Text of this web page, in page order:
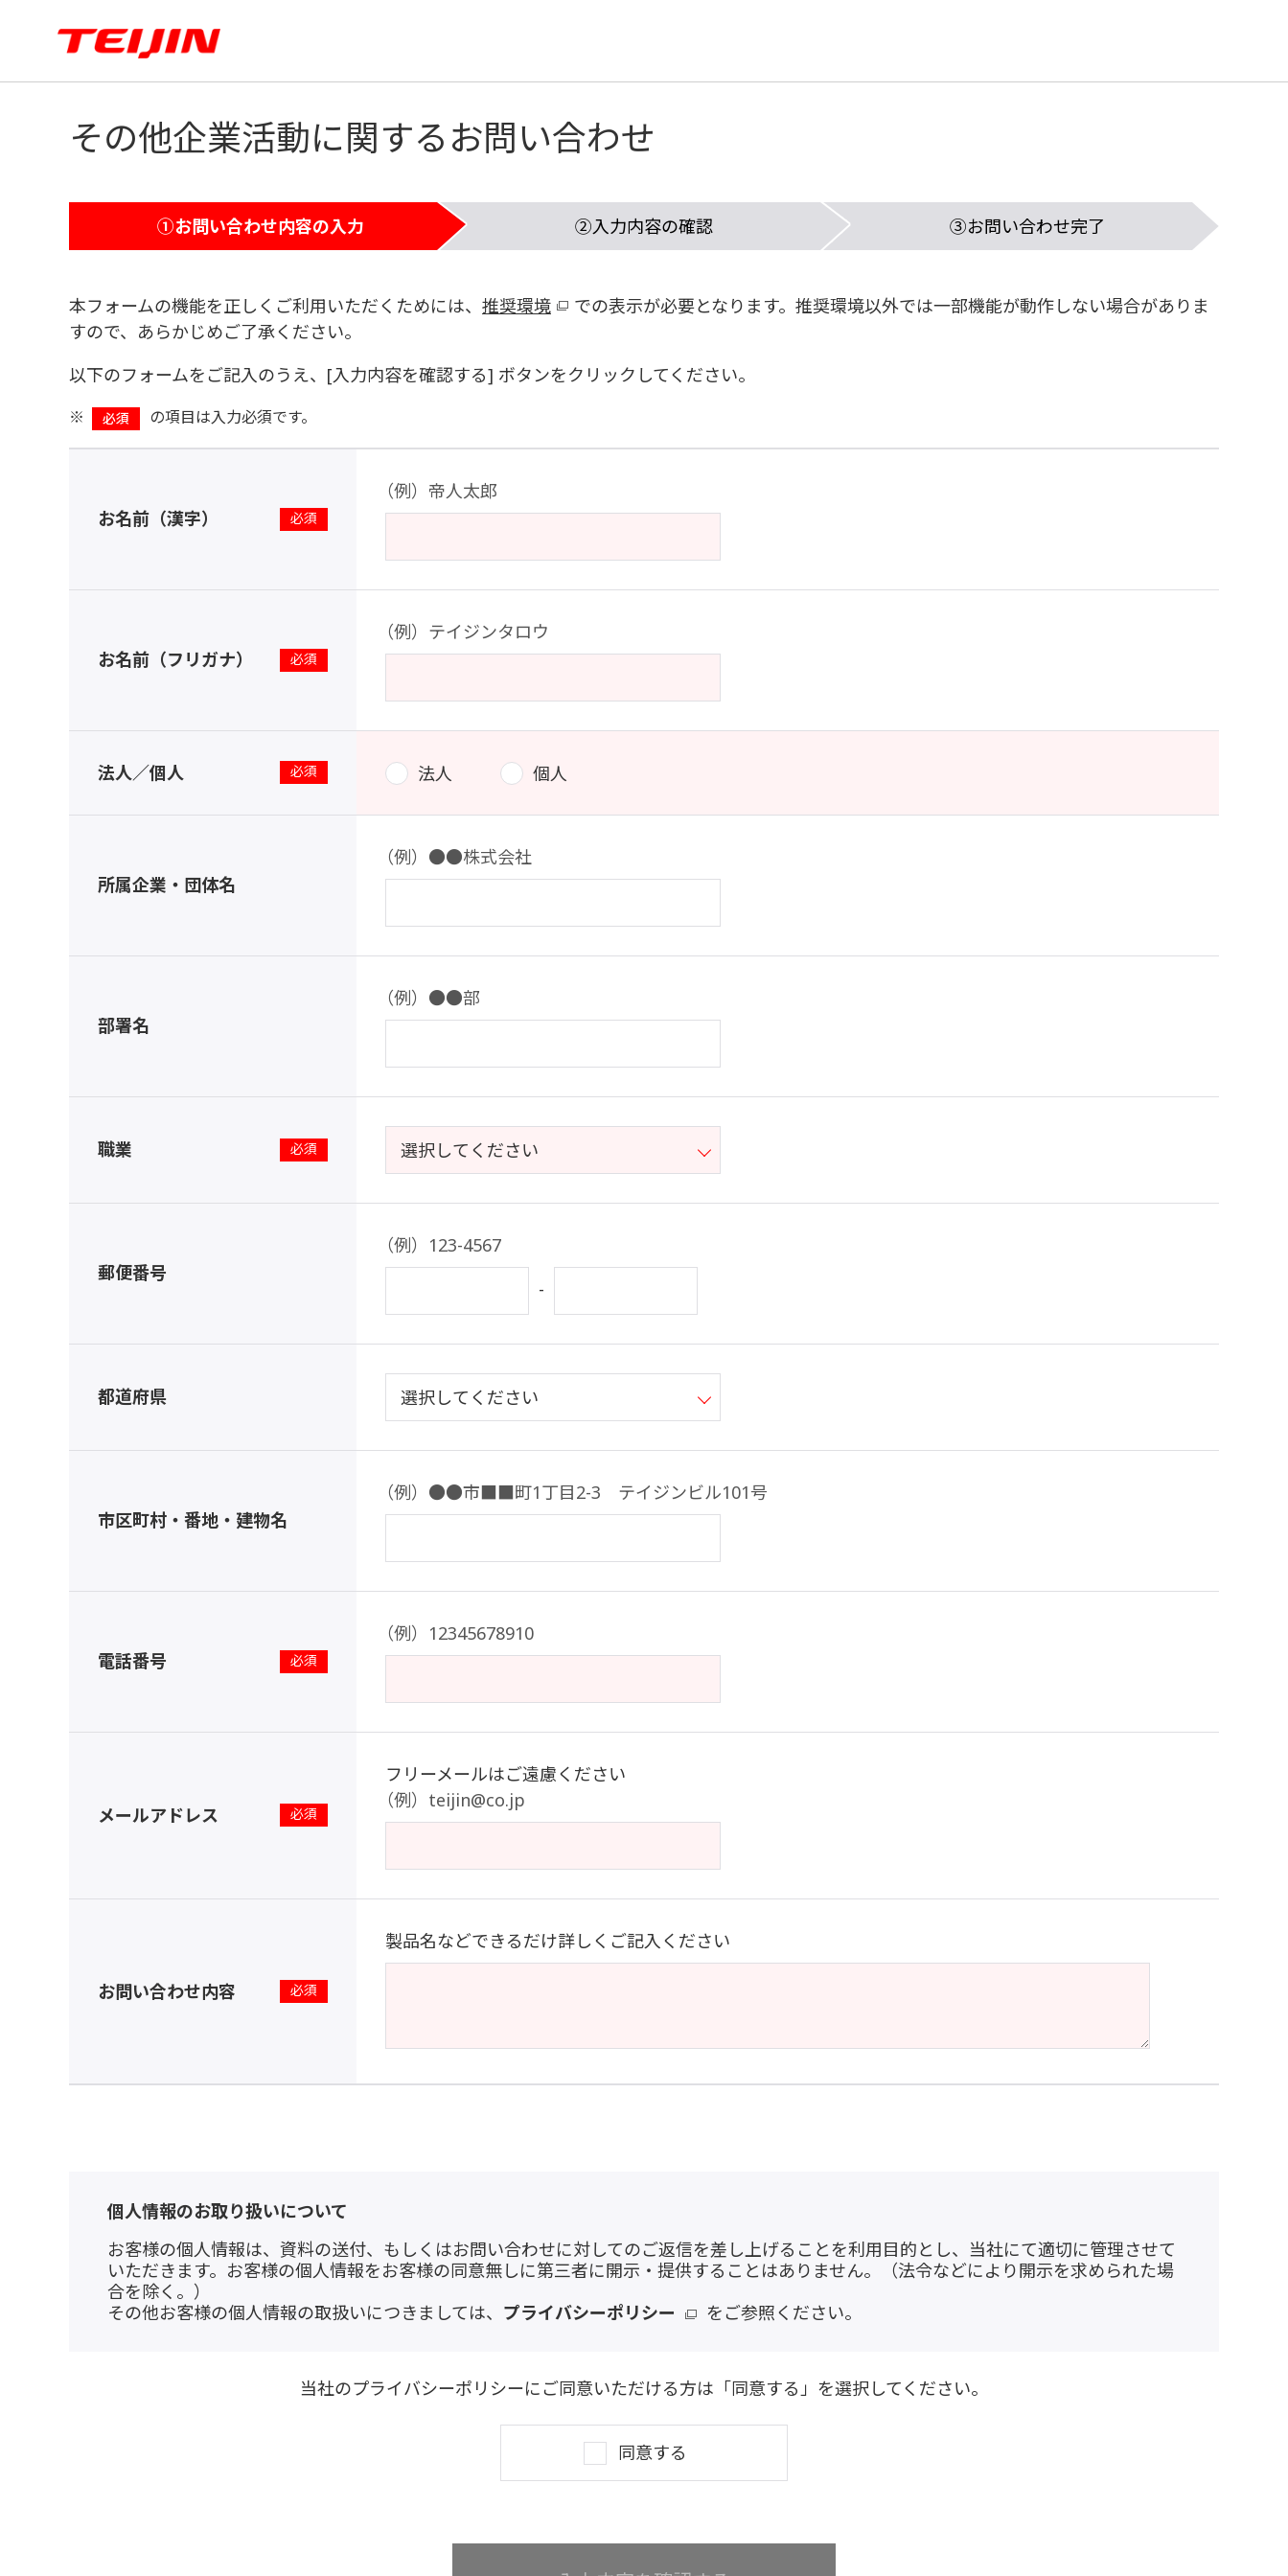
その他企業活動に関するお問い合わせ
①お問い合わせ内容の入力 ②入力内容の確認 ③お問い合わせ完了
本フォームの機能を正しくご利用いただくためには、 推奨環境
での表示が必要となります。推奨環境以外では一部機能が動作しない場合がありま
すので、あらかじめご了承ください。
以下のフォームをご記入のうえ、[入力内容を確認する] ボタンをクリックしてください。
※ 必須 の項目は入力必須です。
お名前（漢字）
（例）帝人太郎
お名前（フリガナ）
（例）テイジンタロウ
法人／個人
法人 個人
所属企業・団体名
（例）●●株式会社
部署名
（例）●●部
職業
郵便番号
（例）123-4567
-
都道府県
市区町村・番地・建物名
（例）●●市■■町1丁目2-3 テイジンビル101号
電話番号
（例）12345678910
メールアドレス
フリーメールはご遠慮ください
（例）teijin@co.jp
お問い合わせ内容
製品名などできるだけ詳しくご記入ください
個人情報のお取り扱いについて
お客様の個人情報は、資料の送付、もしくはお問い合わせに対してのご返信を差し上げることを利用目的とし、当社にて適切に管理させて
いただきます。お客様の個人情報をお客様の同意無しに第三者に開示・提供することはありません。（法令などにより開示を求められた場
合を除く。）
その他お客様の個人情報の取扱いにつきましては、 プライバシーポリシー をご参照ください。
当社のプライバシーポリシーにご同意いただける方は「同意する」を選択してください。
同意する